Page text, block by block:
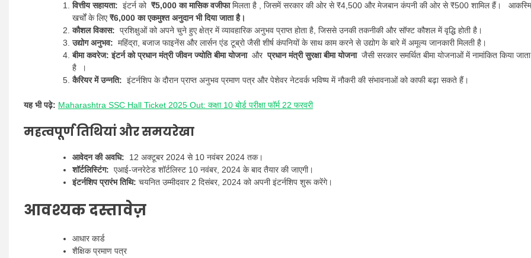
वित्तीय सहायता: इंटर्न को ₹5,000 का मासिक वजीफामिलता है , जिसमें सरकार की ओर से ₹4,500 और मेजबान कंपनी की ओर से ₹500 शामिल हैं।
खर्चों के लिए ₹6,000 का एकमुश्त अनुदान भी दिया जाता है।
कौशल विकास: प्रशिक्षुओं को अपने चुने हुए क्षेत्र में व्यावहारिक अनुभव प्राप्त होता है, जिससे उनकी तकनीकी और सॉफ्ट कौशल में वृद्धि होती है।
उद्योग अनुभव: महिंद्रा, बजाज फाइनेंस और लार्सन एंड टूब्रो जैसी शीर्ष कंपनियों के साथ काम करने से उद्योग के बारे में अमूल्य जानकारी मिलती है।
बीमा कवरेज: इंटर्न कोप्रधान मंत्री जीवन ज्योति बीमा योजनाऔरप्रधान मंत्री सुरक्षा बीमा योजनाजैसी सरकार समर्थित बीमा योजनाओं में नामांकित किया जाता
है ।
कैरियर में उन्नति: इंटर्नशिप के दौरान प्राप्त अनुभव प्रमाण पत्र और पेशेवर नेटवर्क भविष्य में नौकरी की संभावनाओं को काफी बढ़ा सकते हैं।
यह भी पढ़े: Maharashtra SSC Hall Ticket 2025 Out: कक्षा 10 बोर्ड परीक्षा फॉर्म 22 फरवरी
महत्वपूर्ण तिथियां और समयरेखा
आवेदन की अवधि: 12 अक्टूबर 2024 से 10 नवंबर 2024 तक।
शॉर्टलिस्टिंग: एआई-जनरेटेड शॉर्टलिस्ट 10 नवंबर, 2024 के बाद तैयार की जाएगी।
इंटर्नशिप प्रारंभ तिथि: चयनित उम्मीदवार 2 दिसंबर, 2024 को अपनी इंटर्नशिप शुरू करेंगे।
आवश्यक दस्तावेज़
आधार कार्ड
शैक्षिक प्रमाण पत्र